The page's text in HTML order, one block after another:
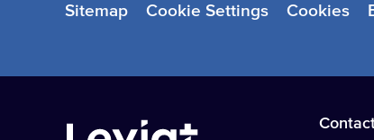
Sitemap Cookie Settings Cookies